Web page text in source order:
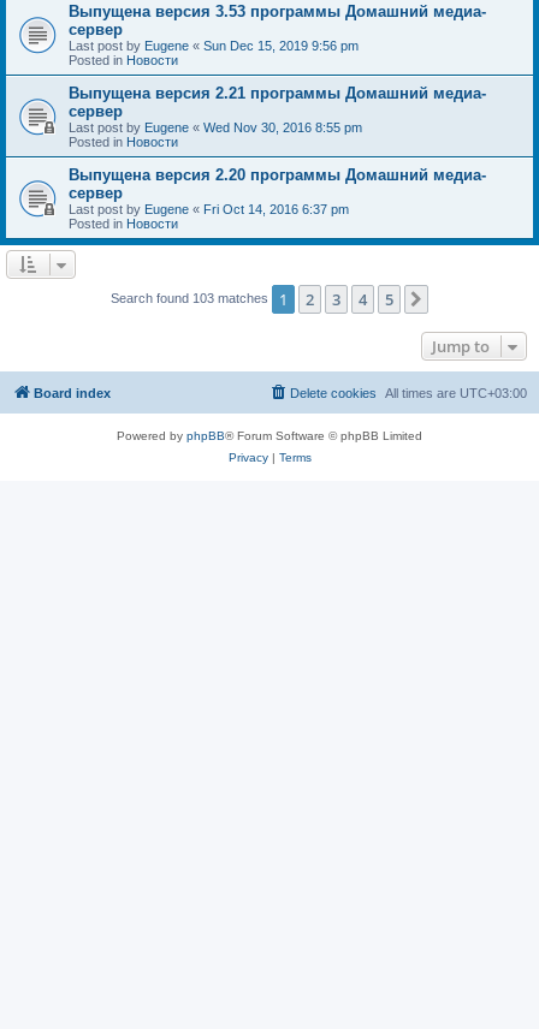
Выпущена версия 3.53 программы Домашний медиа-
сервер
Last post by Eugene « Sun Dec 15, 2019 9:56 pm
Posted in Новости
Выпущена версия 2.21 программы Домашний медиа-
сервер
Last post by Eugene « Wed Nov 30, 2016 8:55 pm
Posted in Новости
Выпущена версия 2.20 программы Домашний медиа-
сервер
Last post by Eugene « Fri Oct 14, 2016 6:37 pm
Posted in Новости
Search found 103 matches 1 2 3 4 5
Jump to
Board index All times are UTC+03:00
Delete cookies
Powered by phpBB® Forum Software © phpBB Limited
Privacy| Terms